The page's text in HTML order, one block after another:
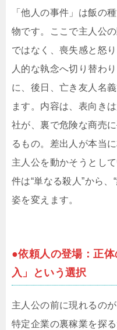
「他人の事件」は飯の
物です。ここで主人公
ではなく、喪失感と怒
人的な執念へ切り替わ
に、後日、亡き友人名
ます。内容は、表向き
社が、裏で危険な商売
るもの。差出人が本当
主人公を動かそうとし
件は“単なる殺人”から
姿を変えます。
●依頼人の登場：正
入」という選択
主人公の前に現れるの
特定企業の裏稼業を探